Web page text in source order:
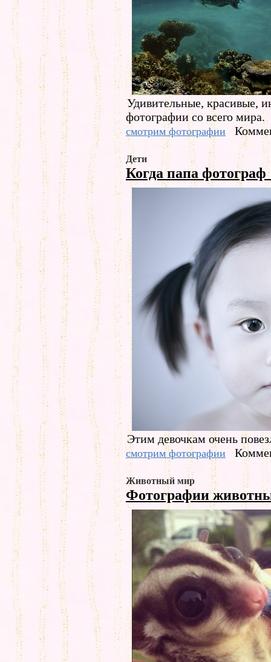
Удивительные, красивые,
фотографии со всего мира.
смотрим фотографии
Дети
Когда папа фотограф
Этим девочкам очень
смотрим фотографии
Животный мир
Фотографии